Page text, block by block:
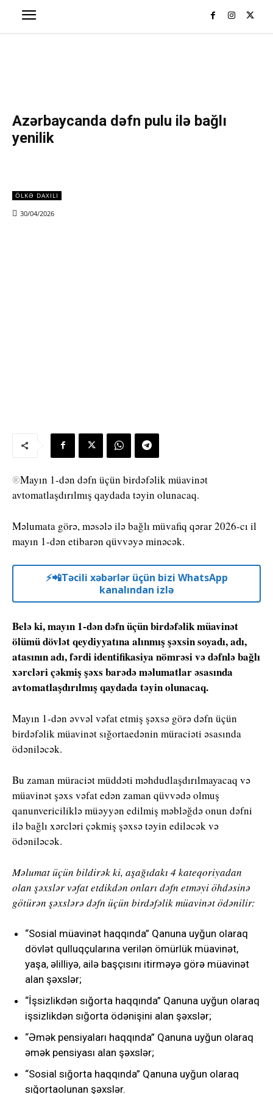
Azərbaycanda dəfn pulu ilə bağlı
yenilik
ÖLKƏ DAXILI
30/04/2026
®Mayın 1-dən dəfn üçün birdəfəlik müavinət
avtomatlaşdırılmış qaydada təyin olunacaq.
Məlumata görə, məsələ ilə bağlı müvafiq qərar 2026-cı il
mayın 1-dən etibarən qüvvəyə minəcək.
⚡️📲Təcili xəbərlər üçün bizi WhatsApp
kanalından izlə
Belə ki, mayın 1-dən dəfn üçün birdəfəlik müavinət
ölümü dövlət qeydiyyatına alınmış şəxsin soyadı, adı,
atasının adı, fərdi identifikasiya nömrəsi və dəfnlə bağlı
xərcləri çəkmiş şəxs barədə məlumatlar əsasında
avtomatlaşdırılmış qaydada təyin olunacaq.
Mayın 1-dən əvvəl vəfat etmiş şəxsə görə dəfn üçün
birdəfəlik müavinət sığortaedənin müraciəti əsasında
ödəniləcək.
Bu zaman müraciət müddəti məhdudlaşdırılmayacaq və
müavinət şəxs vəfat edən zaman qüvvədə olmuş
qanunvericiliklə müəyyən edilmiş məbləğdə onun dəfni
ilə bağlı xərcləri çəkmiş şəxsə təyin ediləcək və
ödəniləcək.
Məlumat üçün bildirək ki, aşağıdakı 4 kateqoriyadan
olan şəxslər vəfat etdikdən onları dəfn etməyi öhdəsinə
götürən şəxslərə dəfn üçün birdəfəlik müavinət ödənilir:
“Sosial müavinət haqqında” Qanuna uyğun olaraq
dövlət qulluqçularına verilən ömürlük müavinət,
yaşa, əlilliyə, ailə başçısını itirməyə görə müavinət
alan şəxslər;
“İşsizlikdən sığorta haqqında” Qanuna uyğun olaraq
işsizlikdən sığorta ödənişini alan şəxslər;
“Əmək pensiyaları haqqında” Qanuna uyğun olaraq
əmək pensiyası alan şəxslər;
“Sosial sığorta haqqında” Qanuna uyğun olaraq
sığortaolunan şəxslər.